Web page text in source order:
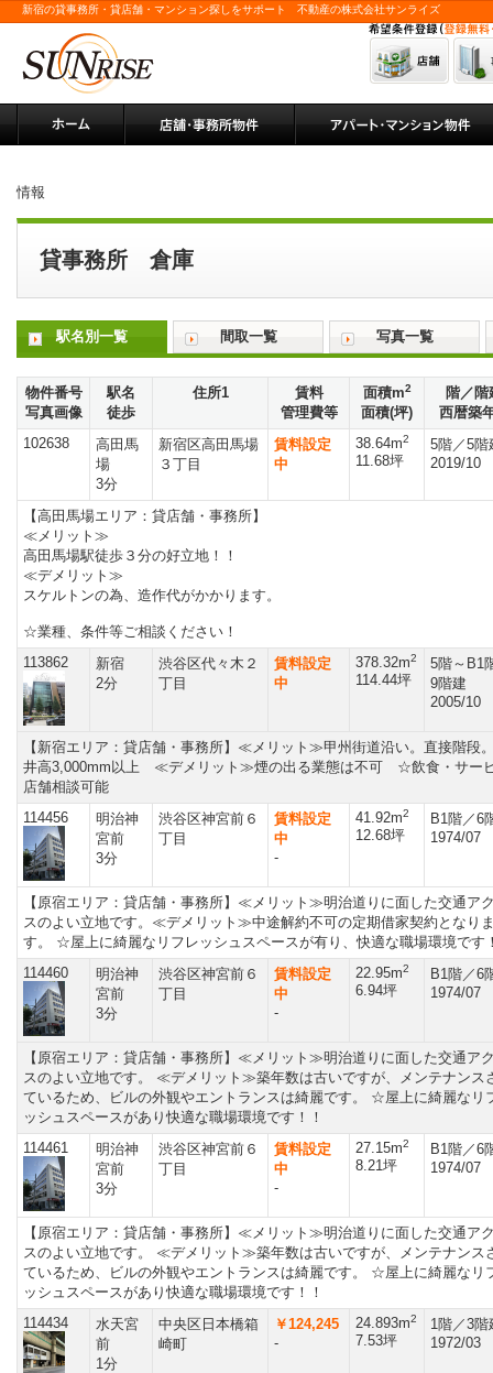
新宿の貸事務所・貸店舗・マンション探しをサポート 不動産の株式会社サンライズ
情報
貸事務所 倉庫
駅名別一覧 間取一覧 写真一覧
物件番号
写真画像
駅名
徒歩
住所1
賃料
管理費等
面積m2
面積(坪)
階／階
西暦築
102638
高田馬
場
3分
新宿区高田馬場
３丁目
賃料設定
中
38.64m2
11.68坪
5階／5階
2019/10
【高田馬場エリア：貸店舗・事務所】
≪メリット≫
高田馬場駅徒歩３分の好立地！！
≪デメリット≫
スケルトンの為、造作代がかかります。
☆業種、条件等ご相談ください！
113862
新宿
2分
渋谷区代々木２
丁目
賃料設定
中
378.32m2
114.44坪
5階～B1
9階建
2005/10
【新宿エリア：貸店舗・事務所】≪メリット≫甲州街道沿い。直接階段
井高3,000mm以上 ≪デメリット≫煙の出る業態は不可 ☆飲食・サー
店舗相談可能
114456
明治神
宮前
3分
渋谷区神宮前６
丁目
賃料設定
中
-
41.92m2
12.68坪
B1階／6
1974/07
【原宿エリア：貸店舗・事務所】≪メリット≫明治道りに面した交通ア
スのよい立地です。≪デメリット≫中途解約不可の定期借家契約となり
す。 ☆屋上に綺麗なリフレッシュスペースが有り、快適な職場環境です
114460
明治神
宮前
3分
渋谷区神宮前６
丁目
賃料設定
中
-
22.95m2
6.94坪
B1階／6
1974/07
【原宿エリア：貸店舗・事務所】≪メリット≫明治道りに面した交通ア
スのよい立地です。 ≪デメリット≫築年数は古いですが、メンテナンス
ているため、ビルの外観やエントランスは綺麗です。 ☆屋上に綺麗なリ
ッシュスペースがあり快適な職場環境です！！
114461
明治神
宮前
3分
渋谷区神宮前６
丁目
賃料設定
中
-
27.15m2
8.21坪
B1階／6
1974/07
【原宿エリア：貸店舗・事務所】≪メリット≫明治道りに面した交通ア
スのよい立地です。 ≪デメリット≫築年数は古いですが、メンテナンス
ているため、ビルの外観やエントランスは綺麗です。 ☆屋上に綺麗なリ
ッシュスペースがあり快適な職場環境です！！
114434
水天宮
前
1分
中央区日本橋箱
崎町
￥124,245
-
24.893m2
7.53坪
1階／3階
1972/03